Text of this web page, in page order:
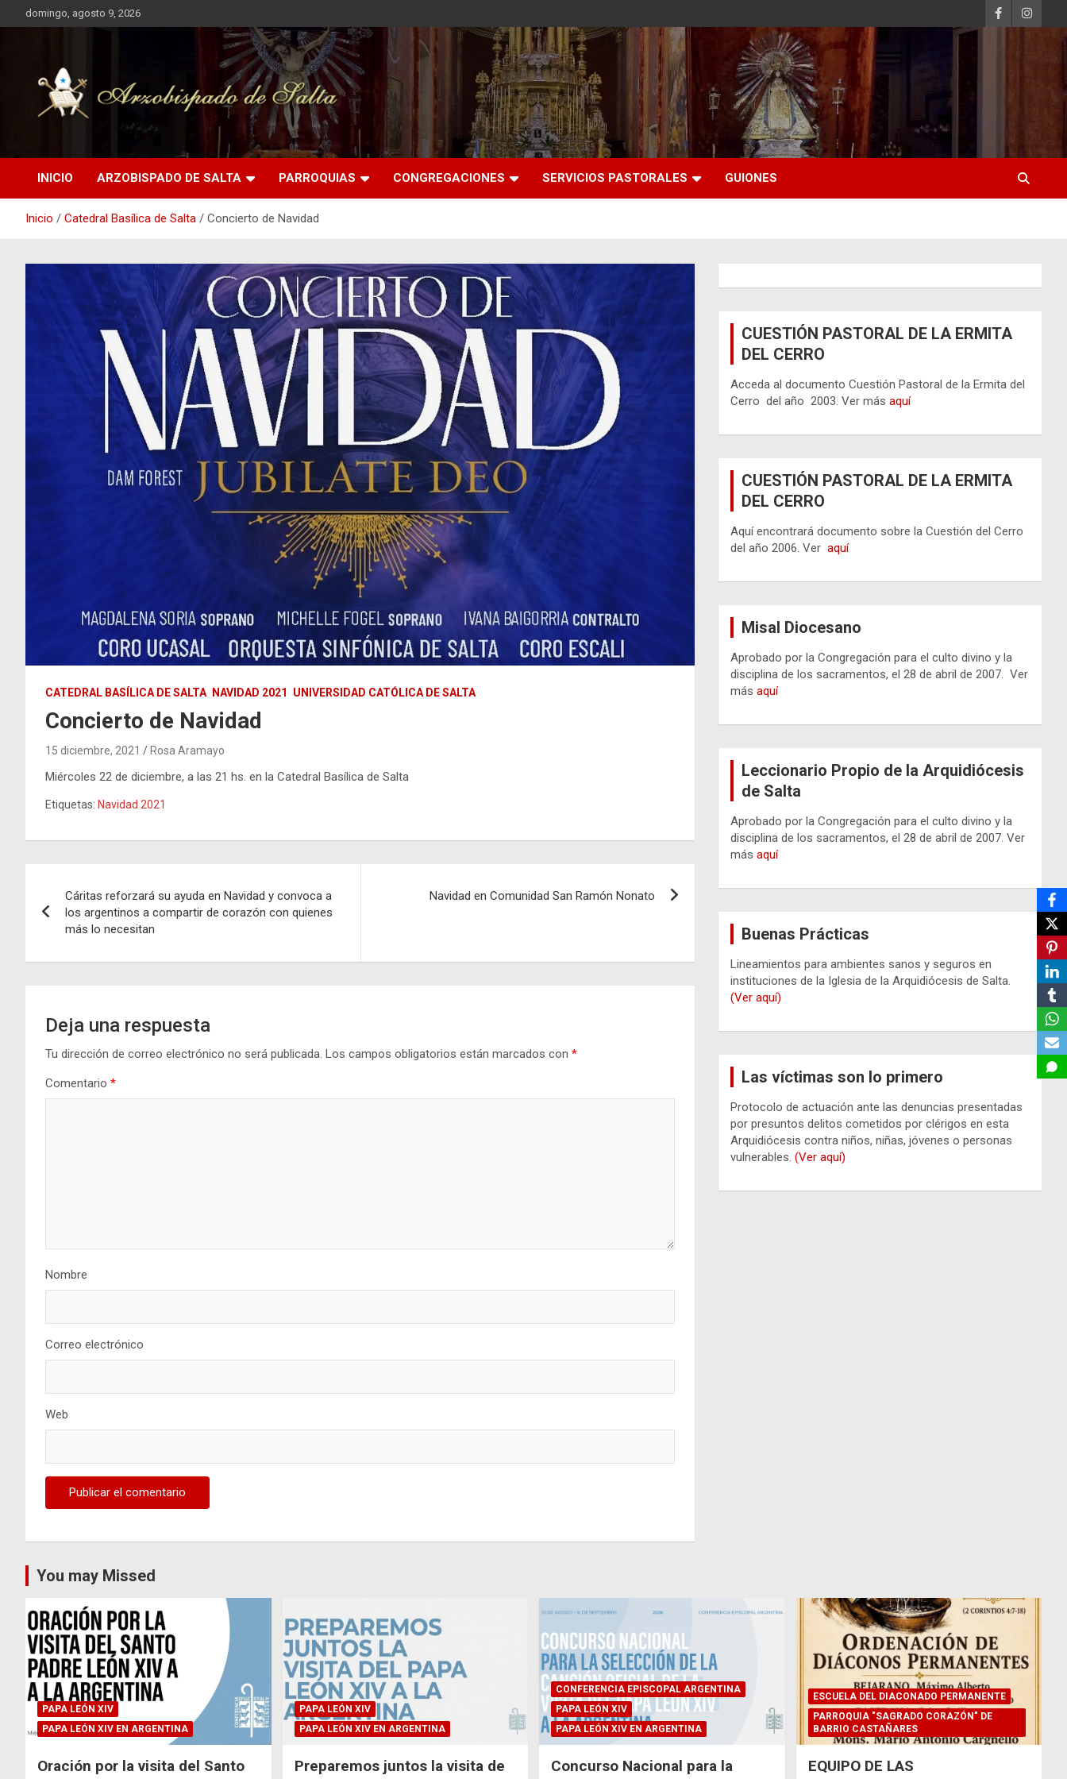
al
domingo, agosto 9, 2026
Arzobispado de Salta
INICIO ARZOBISPADO DE SALTA PARROQUIAS CONGREGACIONES SERVICIOS PASTORALES GUIONES
Inicio Catedral Basílica de Salta Concierto de Navidad
CATEDRAL BASÍLICA DE SALTA NAVIDAD 2021 UNIVERSIDAD CATÓLICA DE SALTA
Concierto de Navidad
15 diciembre, 2021 Rosa Aramayo
Miércoles 22 de diciembre, a las 21 hs. en la Catedral Basílica de Salta
Etiquetas: Navidad 2021
de
Cáritas reforzará su ayuda en Navidad y convoca a
los argentinos a compartir de corazón con quienes
más lo necesitan
Navidad en Comunidad San Ramón Nonato
Deja una respuesta
Tu dirección de correo electrónico no será publicada. Los campos obligatorios están marcados con *
Comentario *
Nombre
Correo electrónico
Web
CUESTIÓN PASTORAL DE LA ERMITA
DEL CERRO
Acceda al documento Cuestión Pastoral de la Ermita del
Cerro del año 2003. Ver másaquí
CUESTIÓN PASTORAL DE LA ERMITA
DEL CERRO
Aquí encontrará documento sobre la Cuestión del Cerro
del año 2006. Veraquí
Misal Diocesano
Aprobado por la Congregación para el culto divino y la
disciplina de los sacramentos, el 28 de abril de 2007. Ver
másaquí
Leccionario Propio de la Arquidiócesis
de Salta
Aprobado por la Congregación para el culto divino y la
disciplina de los sacramentos, el 28 de abril de 2007. Ver
másaquí
Buenas Prácticas
Lineamientos para ambientes sanos y seguros en
instituciones de la Iglesia de la Arquidiócesis de Salta.
(Ver aquí)
Las víctimas son lo primero
Protocolo de actuación ante las denuncias presentadas
por presuntos delitos cometidos por clérigos en esta
Arquidiócesis contra niños, niñas, jóvenes o personas
vulnerables.(Ver aquí)
You may Missed
PAPA LEÓN XIV
PAPA LEÓN XIV EN ARGENTINA
Oración por la visita del Santo
PAPA LEÓN XIV
PAPA LEÓN XIV EN ARGENTINA
Preparemos juntos la visita de
CONFERENCIA EPISCOPAL ARGENTINA
PAPA LEÓN XIV
PAPA LEÓN XIV EN ARGENTINA
Concurso Nacional para la
ESCUELA DEL DIACONADO PERMANENTE
PARROQUIA "SAGRADO CORAZÓN" DE
BARRIO CASTAÑARES
EQUIPO DE LAS